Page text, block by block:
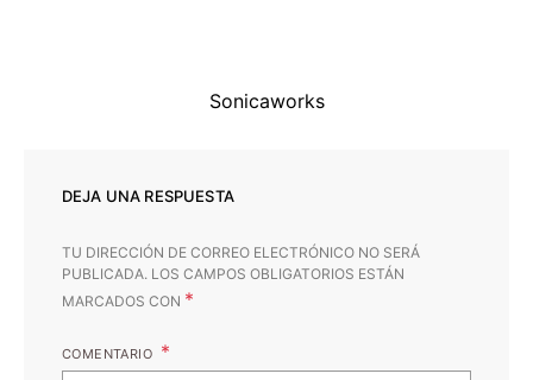
Sonicaworks
DEJA UNA RESPUESTA
TU DIRECCIÓN DE CORREO ELECTRÓNICO NO SERÁ
PUBLICADA. LOS CAMPOS OBLIGATORIOS ESTÁN
MARCADOS CON *
COMENTARIO